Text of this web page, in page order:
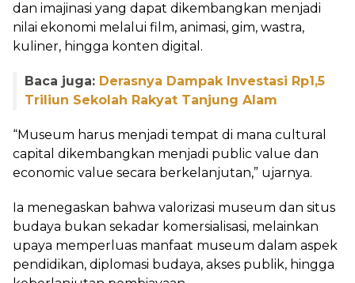
dan imajinasi yang dapat dikembangkan menjadi
nilai ekonomi melalui film, animasi, gim, wastra,
kuliner, hingga konten digital.
Baca juga: Derasnya Dampak Investasi Rp1,5
Triliun Sekolah Rakyat Tanjung Alam
“Museum harus menjadi tempat di mana cultural
capital dikembangkan menjadi public value dan
economic value secara berkelanjutan,” ujarnya.
Ia menegaskan bahwa valorizasi museum dan situs
budaya bukan sekadar komersialisasi, melainkan
upaya memperluas manfaat museum dalam aspek
pendidikan, diplomasi budaya, akses publik, hingga